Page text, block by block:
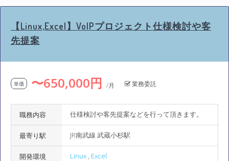
【Linux,Excel】VoIPプロジェクト仕様検討や客
先提案
単価 〜650,000円 /月 業務委託
職務内容 仕様検討や客先提案などを行って頂きます。
最寄り駅 JR南武線 武蔵小杉駅
開発環境 Linux , Excel